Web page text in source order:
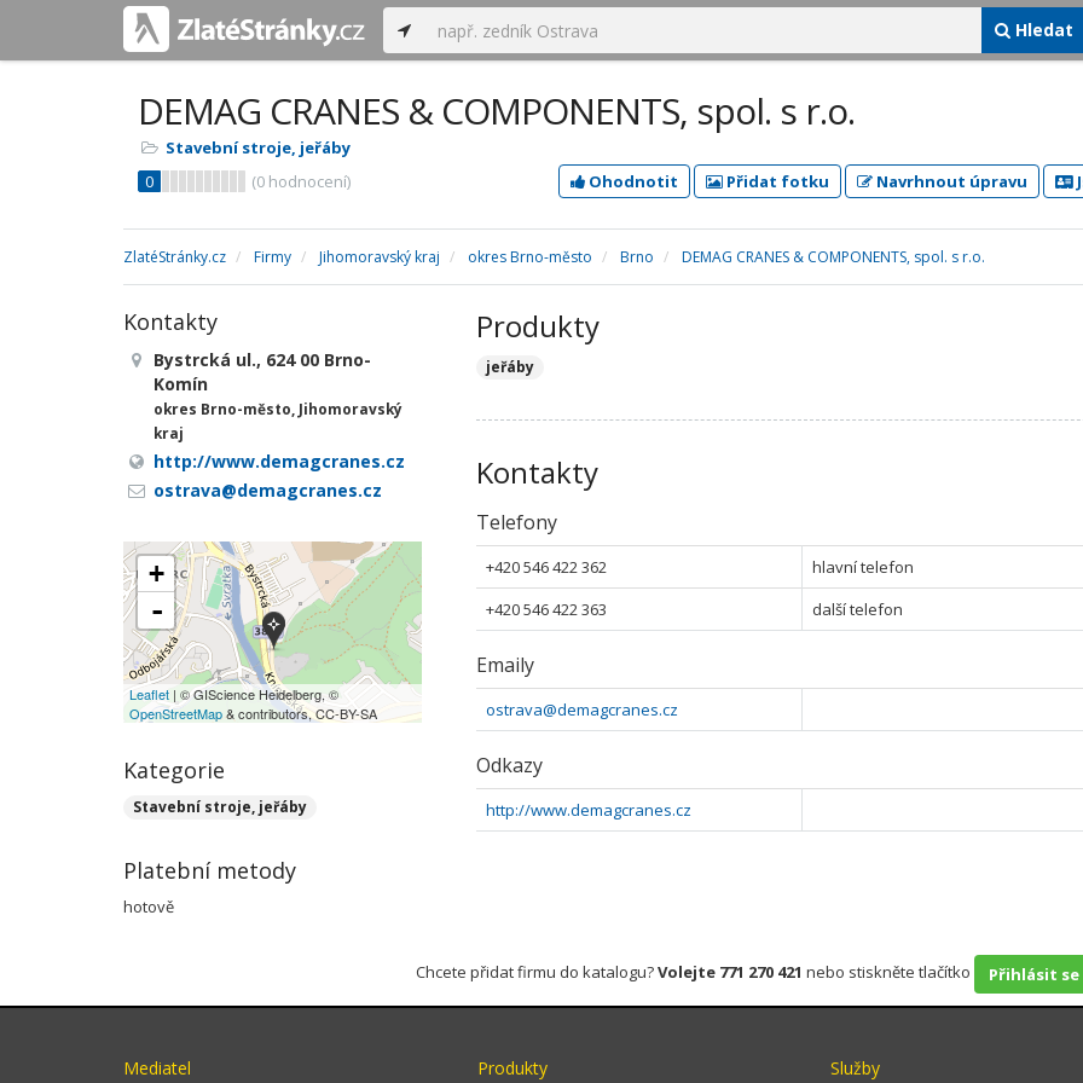
Hledat
DEMAG CRANES & COMPONENTS, spol. s r.o.
Stavební stroje, jeřáby
0
(0 hodnocení) Ohodnotit Přidat fotku Navrhnout úpravu
ZlatéStránky.cz Firmy Jihomoravský kraj okres Brno-město Brno DEMAG CRANES & COMPONENTS, spol. s r.o.
Produkty
jeřáby
Kontakty
Telefony
+420 546 422 362
hlavní telefon
+420 546 422 363
další telefon
Emaily
ostrava@demagcranes.cz
Odkazy
http://www.demagcranes.cz
Kontakty
Bystrcká ul., 624 00 Brno-
Komín
okres Brno-město, Jihomoravský
kraj
http://www.demagcranes.cz
ostrava@demagcranes.cz
+
-
Leaflet | © GIScience Heidelberg, ©
OpenStreetMap& contributors, CC-BY-SA
Kategorie
Stavební stroje, jeřáby
Platební metody
hotově
Chcete přidat firmu do katalogu?Volejte 771 270 421 nebo stiskněte tlačítko Přihlásit
Mediatel Produkty Služby